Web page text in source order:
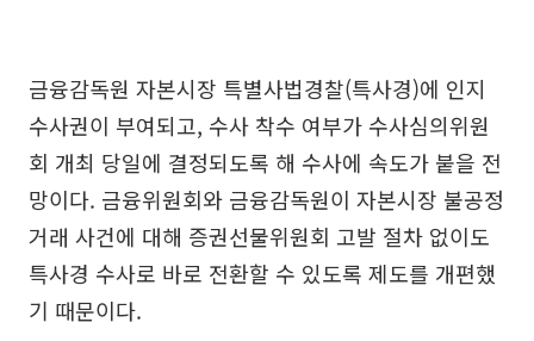
금융감독원 자본시장 특별사법경찰(특사경)에 인지
수사권이 부여되고, 수사 착수 여부가 수사심의위원
회 개최 당일에 결정되도록 해 수사에 속도가 붙을 전
망이다. 금융위원회와 금융감독원이 자본시장 불공정
거래 사건에 대해 증권선물위원회 고발 절차 없이도
특사경 수사로 바로 전환할 수 있도록 제도를 개편했
기 때문이다.